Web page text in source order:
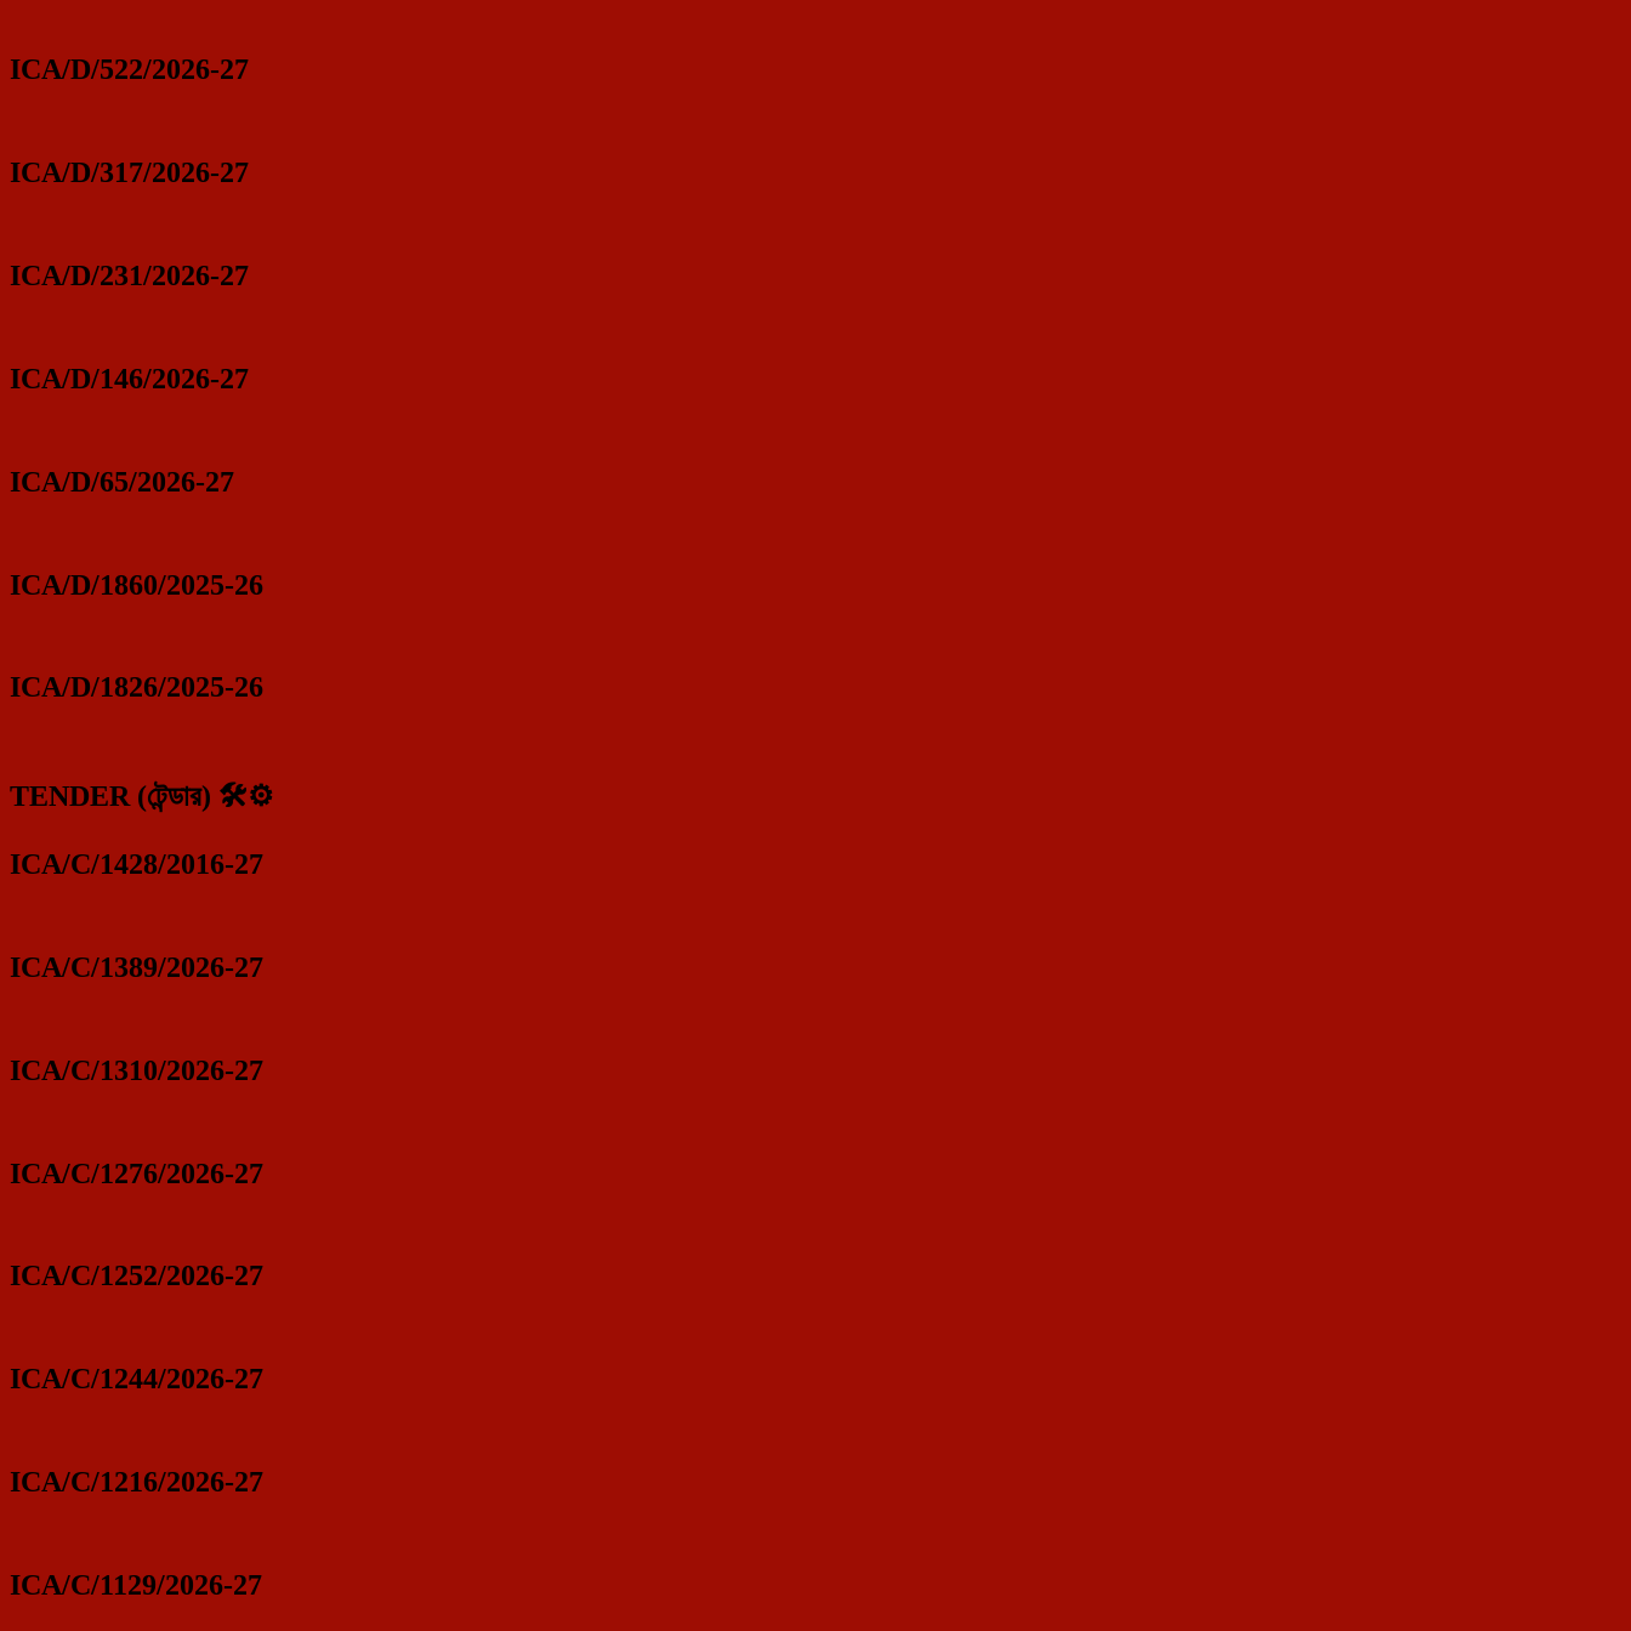
ICA/D/522/2026-27
ICA/D/317/2026-27
ICA/D/231/2026-27
ICA/D/146/2026-27
ICA/D/65/2026-27
ICA/D/1860/2025-26
ICA/D/1826/2025-26
TENDER (টেন্ডার) 🛠️⚙️
ICA/C/1428/2016-27
ICA/C/1389/2026-27
ICA/C/1310/2026-27
ICA/C/1276/2026-27
ICA/C/1252/2026-27
ICA/C/1244/2026-27
ICA/C/1216/2026-27
ICA/C/1129/2026-27